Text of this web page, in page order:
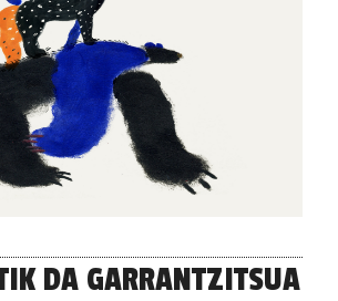
DA GARRANTZITSUA